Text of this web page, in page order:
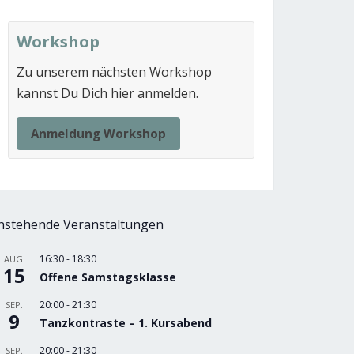
Workshop
Zu unserem nächsten Workshop
kannst Du Dich hier anmelden.
Anmeldung Workshop
Veranstaltungen
AUG.
15
16:30- 18:30
Offene Samstagsklasse
SEP.
9
20:00-21:30
Tanzkontraste – 1. Kursabend
SEP. 20:00-21:30